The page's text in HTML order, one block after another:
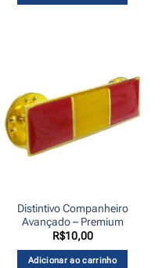
Distintivo Companheiro
Avançado – Premium
R$10,00
Adicionar ao carrinho